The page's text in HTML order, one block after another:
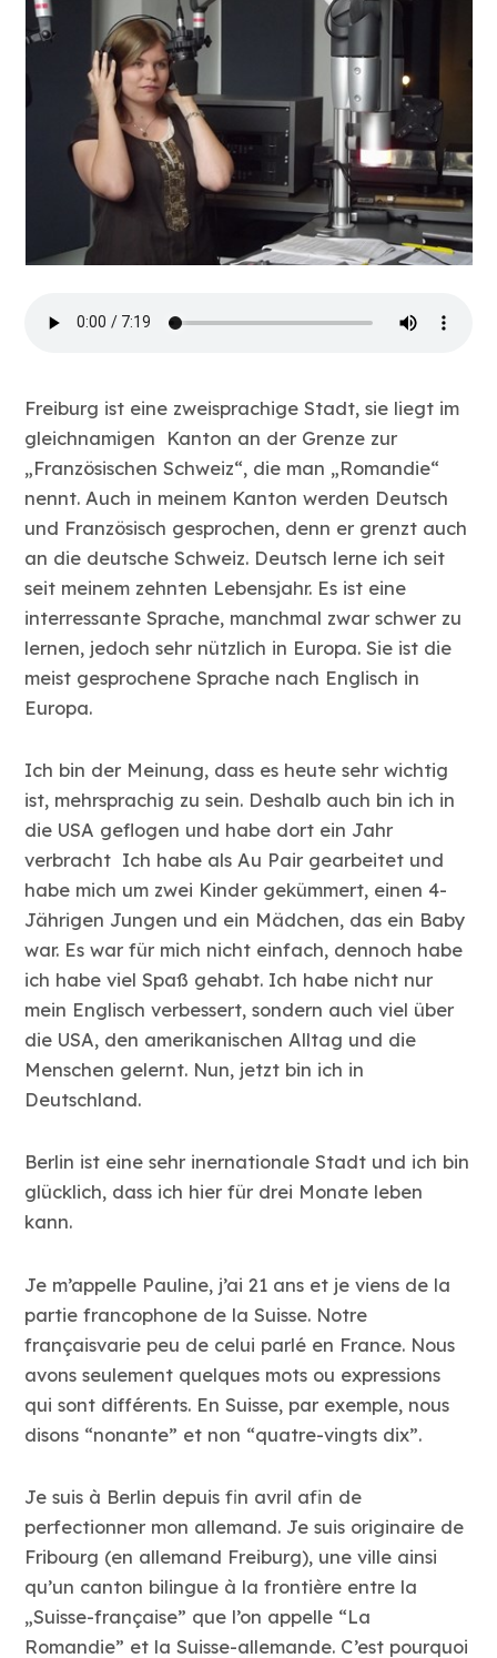
Freiburg ist eine zweisprachige Stadt, sie liegt im
gleichnamigen Kanton an der Grenze zur
„Französischen Schweiz“, die man „Romandie“
nennt. Auch in meinem Kanton werden Deutsch
und Französisch gesprochen, denn er grenzt auch
an die deutsche Schweiz. Deutsch lerne ich seit
seit meinem zehnten Lebensjahr. Es ist eine
interressante Sprache, manchmal zwar schwer zu
lernen, jedoch sehr nützlich in Europa. Sie ist die
meist gesprochene Sprache nach Englisch in
Europa.
Ich bin der Meinung, dass es heute sehr wichtig
ist, mehrsprachig zu sein. Deshalb auch bin ich in
die USA geflogen und habe dort ein Jahr
verbracht Ich habe als Au Pair gearbeitet und
habe mich um zwei Kinder gekümmert, einen 4-
Jährigen Jungen und ein Mädchen, das ein Baby
war. Es war für mich nicht einfach, dennoch habe
ich habe viel Spaß gehabt. Ich habe nicht nur
mein Englisch verbessert, sondern auch viel über
die USA, den amerikanischen Alltag und die
Menschen gelernt. Nun, jetzt bin ich in
Deutschland.
Berlin ist eine sehr inernationale Stadt und ich bin
glücklich, dass ich hier für drei Monate leben
kann.
Je m’appelle Pauline, j’ai 21 ans et je viens de la
partie francophone de la Suisse. Notre
françaisvarie peu de celui parlé en France. Nous
avons seulement quelques mots ou expressions
qui sont différents. En Suisse, par exemple, nous
disons “nonante” et non “quatre-vingts dix”.
Je suis à Berlin depuis fin avril afin de
perfectionner mon allemand. Je suis originaire de
Fribourg (en allemand Freiburg), une ville ainsi
qu’un canton bilingue à la frontière entre la
„Suisse-française” que l’on appelle “La
Romandie” et la Suisse-allemande. C’est pourquoi